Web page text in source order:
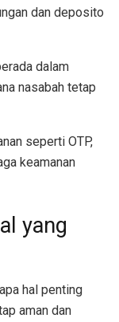
dan deposito
dalam
nasabah tetap
seperti OTP,
keamanan
yang
hal penting
aman dan